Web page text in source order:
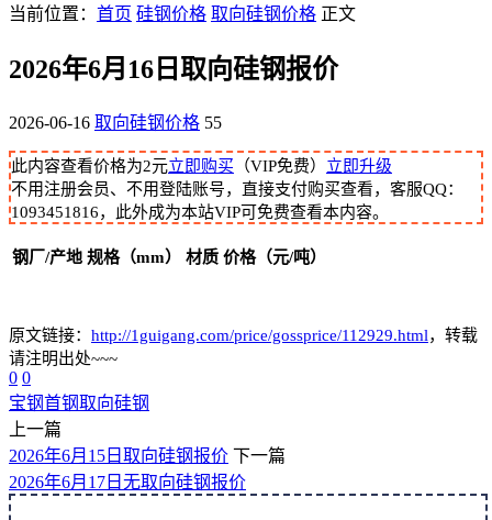
当前位置： 首页 硅钢价格 取向硅钢价格 正文
2026年6月16日取向硅钢报价
2026-06-16 取向硅钢价格 55
此内容查看价格为2元立即购买 （VIP免费） 立即升级
不用注册会员、不用登陆账号，直接支付购买查看，客服QQ：
1093451816，此外成为本站VIP可免费查看本内容。
钢厂/产地 规格（mm） 材质 价格（元/吨）
原文链接： http://1guigang.com/price/gossprice/112929.html，转载
请注明出处~~~
0 0
宝钢首钢取向硅钢
上一篇
2026年6月15日取向硅钢报价 下一篇
2026年6月17日无取向硅钢报价